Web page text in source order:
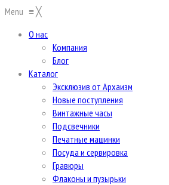
Menu ≡╳
О нас
Компания
Блог
Каталог
Эксклюзив от Архаизм
Новые поступления
Винтажные часы
Подсвечники
Печатные машинки
Посуда и сервировка
Гравюры
Флаконы и пузырьки